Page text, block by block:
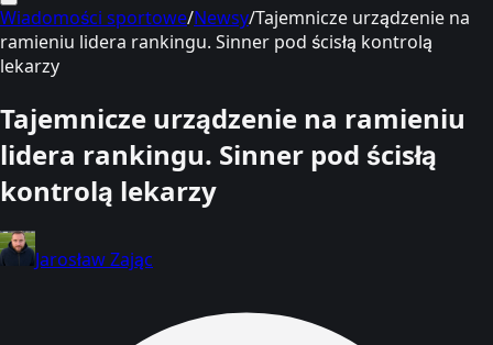
Wiadomości sportowe/Newsy/Tajemnicze urządzenie na
ramieniu lidera rankingu. Sinner pod ścisłą kontrolą
lekarzy
Tajemnicze urządzenie na ramieniu
lidera rankingu. Sinner pod ścisłą
kontrolą lekarzy
Jarosław Zając